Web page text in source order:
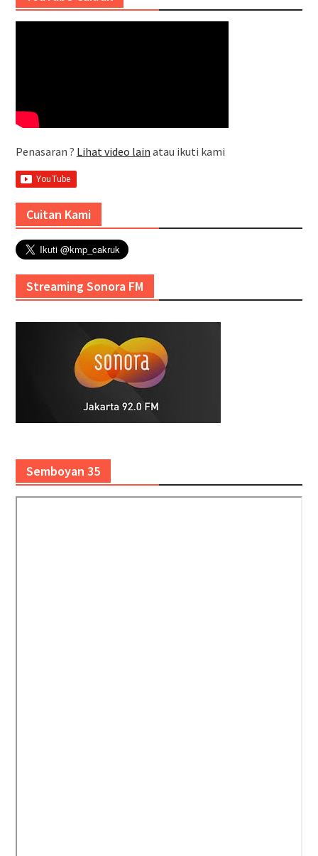
Penasaran ? Lihat video lain atau ikuti kami
Cuitan Kami
Streaming Sonora FM
Semboyan 35